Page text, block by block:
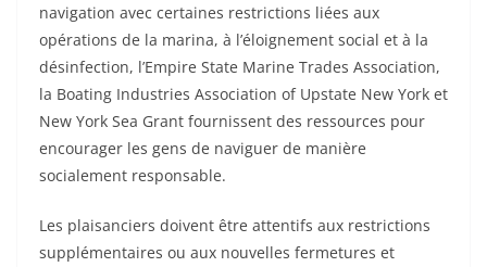
navigation avec certaines restrictions liées aux
opérations de la marina, à l’éloignement social et à la
désinfection, l’Empire State Marine Trades Association,
la Boating Industries Association of Upstate New York et
New York Sea Grant fournissent des ressources pour
encourager les gens de naviguer de manière
socialement responsable.
Les plaisanciers doivent être attentifs aux restrictions
supplémentaires ou aux nouvelles fermetures et